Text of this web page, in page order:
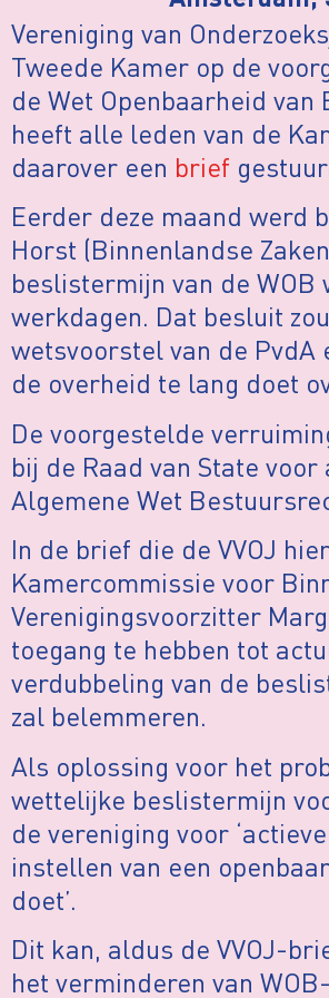
Vereniging van
Tweede Kamer op de
de Wet Openbaarheid van
heeft alle leden van de
daarover een brief
Eerder deze maand werd
Horst (Binnenlandse
beslistermijn van de
werkdagen. Dat besluit
wetsvoorstel van de PvdA
de overheid te lang doet
De voorgestelde
bij de Raad van State
Algemene Wet
In de brief die de VVOJ
Kamercommissie voor
Verenigingsvoorzitter
toegang te hebben tot
verdubbeling van de
zal belemmeren.
Als oplossing voor het
wettelijke beslistermijn
de vereniging voor
instellen van een
doet’.
Dit kan, aldus de VVOJ-
het verminderen van